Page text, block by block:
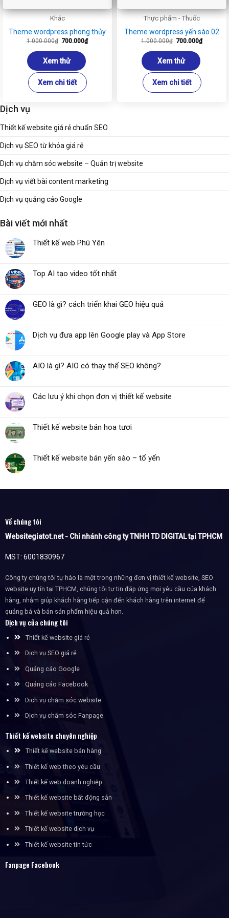
Khác
Theme wordpress phong thủy
1.000.000₫ Giá
là:
1.000.000₫.
700.000₫Giá
hiện
Xem thử
Xem chi tiết
Thực phẩm - Thuốc
Theme wordpress yến sào 02
1.000.000₫ Giá
là:
1.000.000₫.
700.000₫Giá
hiện
Xem thử
Xem chi tiết
Dịch vụ
Thiết kế website giá rẻ chuẩn SEO
Dịch vụ SEO từ khóa giá rẻ
Dịch vụ chăm sóc website – Quản trị website
Dịch vụ viết bài content marketing
Dịch vụ quảng cáo Google
Bài viết mới nhất
Thiết kế web Phú Yên
Top AI tạo video tốt nhất
GEO là gì? cách triển khai GEO hiệu quả
Dịch vụ đưa app lên Google play và App Store
AIO là gì? AIO có thay thế SEO không?
Các lưu ý khi chọn đơn vị thiết kế website
Thiết kế website bán hoa tươi
Thiết kế website bán yến sào – tổ yến
Về chúng tôi
Websitegiatot.net - Chi nhánh công ty TNHH TD DIGITAL tại TPHCM
MST: 6001830967
Công ty chúng tôi tự hào là một trong những đơn vị thiết kế website, SEO
website uy tín tại TPHCM, chúng tôi tự tin đáp ứng mọi yêu cầu của khách
hàng, nhằm giúp khách hàng tiếp cận đến khách hàng trên internet để
quảng bá và bán sản phẩm hiệu quả hơn.
Dịch vụ của chúng tôi
Thiết kế website giá rẻ
Dịch vụ SEO giá rẻ
Quảng cáo Google
Quảng cáo Facebook
Dịch vụ chăm sóc website
Dịch vụ chăm sóc Fanpage
Thiết kế website chuyên nghiệp
Thiết kế website bán hàng
Thiết kế web theo yêu cầu
Thiết kế web doanh nghiệp
Thiết kế website bất động sản
Thiết kế website trường học
Thiết kế website dịch vụ
Thiết kế website tin tức
Fanpage Facebook